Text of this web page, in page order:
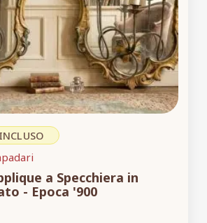
a Specchiera in
- Epoca '900